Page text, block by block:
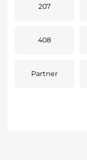
207
408
Partner